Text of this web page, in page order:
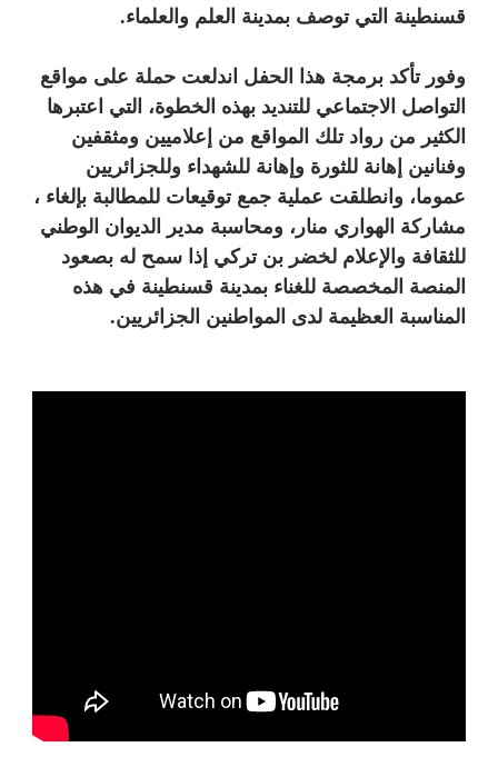
قسنطينة التي توصف بمدينة العلم والعلماء.
وفور تأكد برمجة هذا الحفل اندلعت حملة على مواقع
التواصل الاجتماعي للتنديد بهذه الخطوة، التي اعتبرها
الكثير من رواد تلك المواقع من إعلاميين ومثقفين
وفنانين إهانة للثورة وإهانة للشهداء وللجزائريين
عموما، وانطلقت عملية جمع توقيعات للمطالبة بإلغاء ،
مشاركة الهواري منار، ومحاسبة مدير الديوان الوطني
للثقافة والإعلام لخضر بن تركي إذا سمح له بصعود
المنصة المخصصة للغناء بمدينة قسنطينة في هذه
المناسبة العظيمة لدى المواطنين الجزائريين.